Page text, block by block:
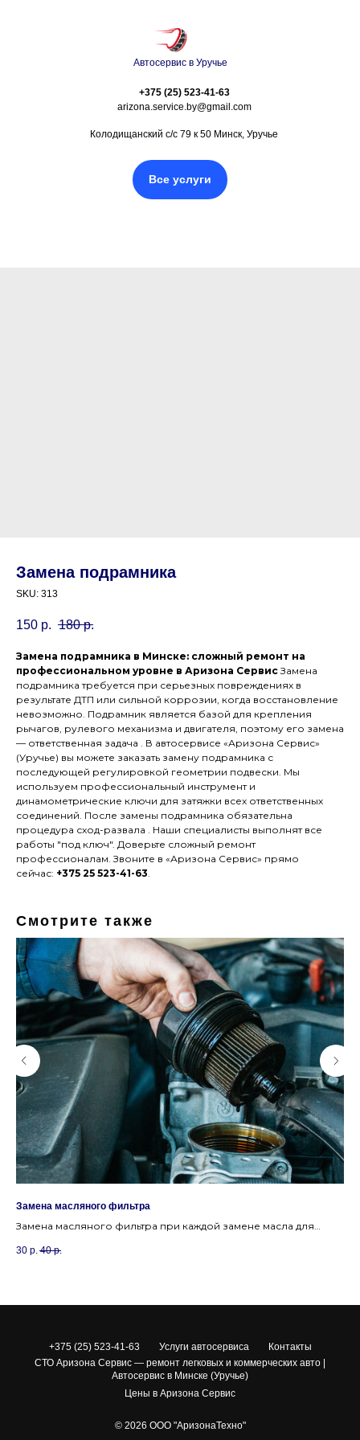
Автосервис в Уручье
+375 (25) 523-41-63
arizona.service.by@gmail.com
Колодищанский с/с 79 к 50 Минск, Уручье
Все услуги
Замена подрамника
SKU: 313
150 р. 180 р.
Замена подрамника в Минске: сложный ремонт на
профессиональном уровне в Аризона СервисЗамена
подрамника требуется при серьезных повреждениях в
результате ДТП или сильной коррозии, когда восстановление
невозможно. Подрамник является базой для крепления
рычагов, рулевого механизма и двигателя, поэтому его замена
— ответственная задача . В автосервисе «Аризона Сервис»
(Уручье) вы можете заказать замену подрамника с
последующей регулировкой геометрии подвески. Мы
используем профессиональный инструмент и
динамометрические ключи для затяжки всех ответственных
соединений. После замены подрамника обязательна
процедура сход-развала . Наши специалисты выполнят все
работы "под ключ". Доверьте сложный ремонт
профессионалам. Звоните в «Аризона Сервис» прямо
сейчас: +375 25 523-41-63.
Смотрите также
Замена масляного фильтра
Замена масляного фильтра при каждой замене масла для
загрязнений.
30 р. 40 р.
+375 (25) 523-41-63 Услуги автосервиса
Контакты
СТО Аризона Сервис — ремонт легковых и коммерческих авто |
Автосервис в Минске (Уручье)
Цены в Аризона Сервис
© 2026 ООО "АризонаТехно"